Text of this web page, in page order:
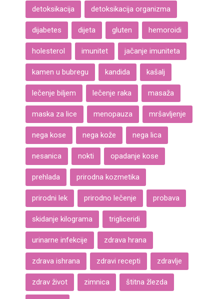
detoksikacija detoksikacija organizma
dijabetes dijeta gluten hemoroidi
holesterol imunitet jačanje imuniteta
kamen u bubregu kandida kašalj
lečenje biljem lečenje raka masaža
maska za lice menopauza mršavljenje
nega kose nega kože nega lica
nesanica nokti opadanje kose
prehlada prirodna kozmetika
prirodni lek prirodno lečenje probava
skidanje kilograma trigliceridi
urinarne infekcije zdrava hrana
zdrava ishrana zdravi recepti zdravlje
zdrav život zimnica štitna žlezda